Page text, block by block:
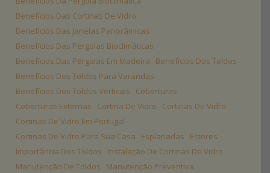
Benefícios Das Cortinas De Vidro
Benefícios Das Janelas Panorâmicas
Benefícios Das Pérgolas Bioclimáticas
Benefícios Das Pérgolas Em Madeira
Benefícios Dos Toldos
Benefícios Dos Toldos Para Varandas
Benefícios Dos Toldos Verticais
Coberturas
Coberturas Externas
Cortina De Vidro
Cortinas De Vidro
Cortinas De Vidro Em Portugal
Cortinas De Vidro Para Sua Casa
Esplanadas
Estores
Importância Dos Toldos
Instalação De Cortinas De Vidro
Manutenção De Toldos
Manutenção Preventiva